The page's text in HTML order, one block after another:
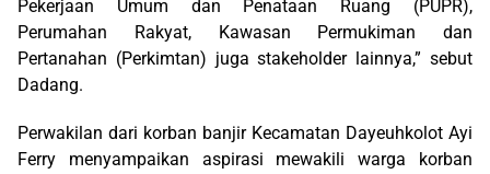
Pekerjaan Umum dan Penataan Ruang (PUPR),
Perumahan Rakyat, Kawasan Permukiman dan
Pertanahan (Perkimtan) juga stakeholder lainnya,” sebut
Dadang.
Perwakilan dari korban banjir Kecamatan Dayeuhkolot Ayi
Ferry menyampaikan aspirasi mewakili warga korban